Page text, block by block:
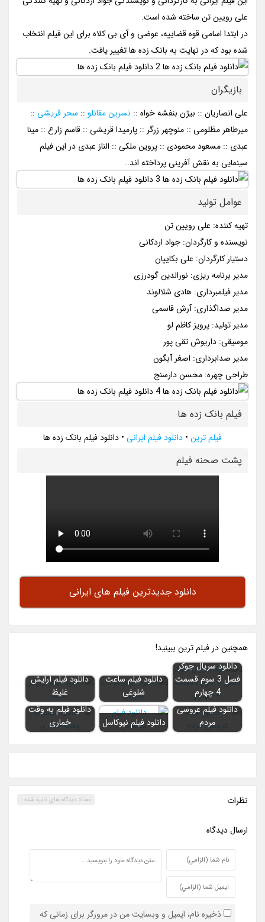
علی رویین تن ساخته شده است.
در ابتدا اسامی قوه قضاییه، عوضی و آی بی کلاه برای این فیلم انتخاب
شده بود که در نهایت به بانک زده ها تغییر یافت.
بازیگران
علی انصاریان :: بیژن بنفشه خواه :: نسرین مقانلو :: سحر قریشی ::
میرطاهر مظلومی :: منوچهر زرگر :: پارمیدا قریشی :: قاسم زارع :: مینا
عبدی :: مسعود محمودی :: پروین ملکی :: الناز عبدی در این فیلم
سینمایی به نقش آفرینی پرداخته اند..
عوامل تولید
تهیه کننده: علی رویین تن
نویسنده و کارگردان: جواد اردکانی
دستیار کارگردان: علی بکاییان
مدیر برنامه ریزی: نورالدین گودرزی
مدیر فیلمبرداری: هادی شلالوند
مدیر صداگذاری: آرش قاسمی
مدیر تولید: پرویز کاظم لو
موسیقی: داریوش تقی پور
مدیر صدابرداری: اصغر آبگون
طراحی چهره: محسن دارسنج
فیلم بانک زده ها
فیلم ترین • دانلود فیلم ایرانی • دانلود فیلم بانک زده ها
پشت صحنه فيلم
دانلود جدیدترین فیلم های ایرانی
همچنين در فيلم ترين ببينيد!
دانلود سریال جوکر
فصل 3 سوم قسمت
4 چهارم
دانلود فیلم ساعت
شلوغی
دانلود فیلم آرایش
غلیظ
دانلود فیلم عروسی
مردم
دانلود فیلم نیوکاسل
دانلود فیلم به وقت
خماری
نظرات تعداد ديدگاه هاي تاييد شده :
ارسال ديدگاه
ذخیره نام، ایمیل و وبسایت من در مرورگر برای زمانی که